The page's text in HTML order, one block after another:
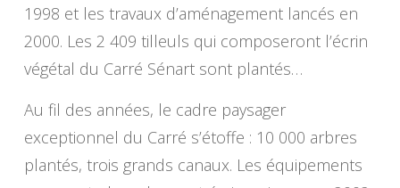
1998 et les travaux d’aménagement lancés en
2000. Les 2 409 tilleuls qui composeront l’écrin
végétal du Carré Sénart sont plantés…
Au fil des années, le cadre paysager
exceptionnel du Carré s’étoffe : 10 000 arbres
plantés, trois grands canaux. Les équipements